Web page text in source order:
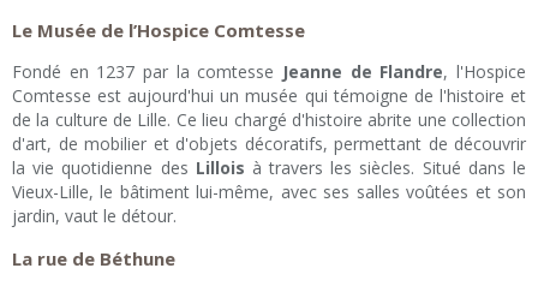
Le Musée de l’Hospice Comtesse
Fondé en 1237 par la comtesse Jeanne de Flandre, l'Hospice
Comtesse est aujourd'hui un musée qui témoigne de l'histoire et
de la culture de Lille. Ce lieu chargé d'histoire abrite une collection
d'art, de mobilier et d'objets décoratifs, permettant de découvrir
la vie quotidienne des Lillois à travers les siècles. Situé dans le
Vieux-Lille, le bâtiment lui-même, avec ses salles voûtées et son
jardin, vaut le détour.
La rue de Béthune